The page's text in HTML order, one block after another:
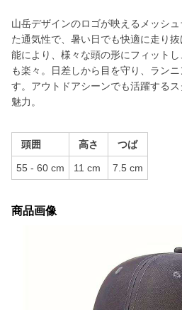
山岳デザインのロゴが映えるメッシ
た通気性で、暑い日でも快適に走り
能により、様々な頭の形にフィット
も楽々。日差しから目を守り、ラン
す。アウトドアシーンでも活躍する
魅力。
頭囲 高さ つば
55 - 60 cm 11 cm 7.5 cm
商品画像